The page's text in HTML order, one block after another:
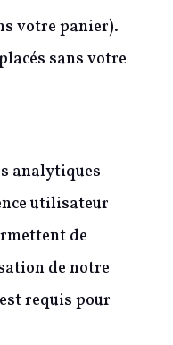
votre panier).
sans votre
analytiques
utilisateur
de
de notre
requis pour